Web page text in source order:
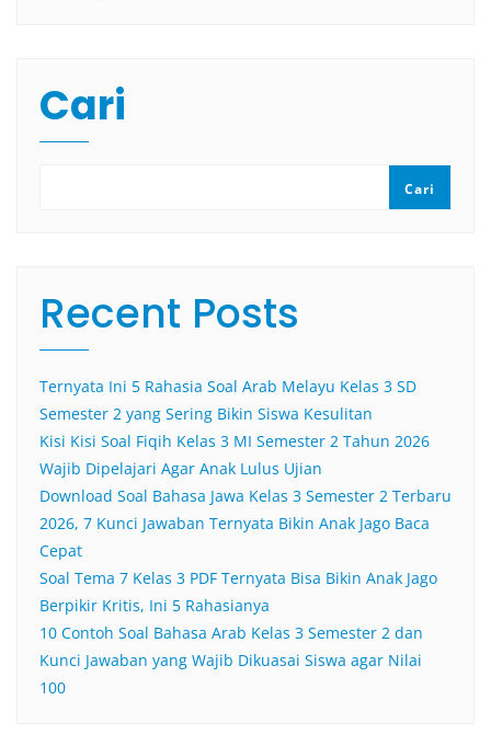
Cari
Cari
Recent Posts
Ternyata Ini 5 Rahasia Soal Arab Melayu Kelas 3 SD
Semester 2 yang Sering Bikin Siswa Kesulitan
Kisi Kisi Soal Fiqih Kelas 3 MI Semester 2 Tahun 2026
Wajib Dipelajari Agar Anak Lulus Ujian
Download Soal Bahasa Jawa Kelas 3 Semester 2 Terbaru
2026, 7 Kunci Jawaban Ternyata Bikin Anak Jago Baca
Cepat
Soal Tema 7 Kelas 3 PDF Ternyata Bisa Bikin Anak Jago
Berpikir Kritis, Ini 5 Rahasianya
10 Contoh Soal Bahasa Arab Kelas 3 Semester 2 dan
Kunci Jawaban yang Wajib Dikuasai Siswa agar Nilai
100